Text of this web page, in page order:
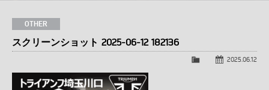
採用情報
TRIUMPH OFFICIAL SITE
LINE FacebookInstagram
X
OTHER
スクリーンショット 2025-06-12 182136
2025.06.12